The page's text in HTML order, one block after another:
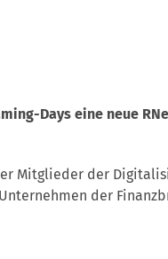
Days eine neue
Mitglieder der
der